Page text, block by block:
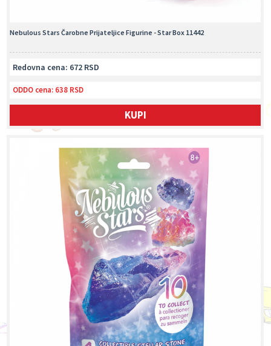
Nebulous Stars Čarobne Prijateljice Figurine - Star Box 11442
Redovna cena: 672 RSD
ODDO cena: 638 RSD
KUPI